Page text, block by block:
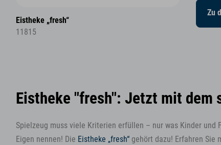
Eistheke „fresh“
11815
Zu
Eistheke "fresh": Jetzt mit dem
Spielzeug muss viele Kriterien erfüllen – nur was Kinder und
Eigen nennen! Die Eistheke „fresh“ gehört dazu! Erfahren Sie